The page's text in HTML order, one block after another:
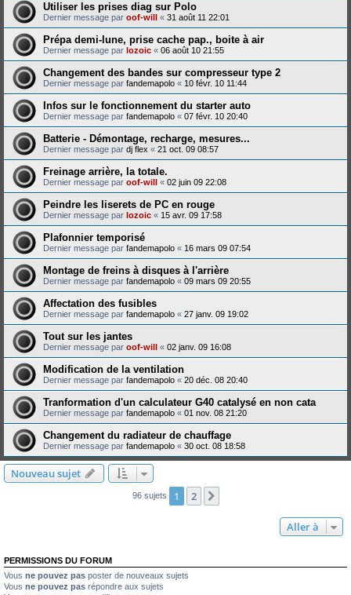
Utiliser les prises diag sur Polo
Dernier message par oof-will « 31 août 11 22:01
Prépa demi-lune, prise cache pap., boite à air
Dernier message par lozoic « 06 août 10 21:55
Changement des bandes sur compresseur type 2
Dernier message par fandemapolo « 10 févr. 10 11:44
Infos sur le fonctionnement du starter auto
Dernier message par fandemapolo « 07 févr. 10 20:40
Batterie - Démontage, recharge, mesures...
Dernier message par dj flex « 21 oct. 09 08:57
Freinage arrière, la totale.
Dernier message par oof-will « 02 juin 09 22:08
Peindre les liserets de PC en rouge
Dernier message par lozoic « 15 avr. 09 17:58
Plafonnier temporisé
Dernier message par fandemapolo « 16 mars 09 07:54
Montage de freins à disques à l'arrière
Dernier message par fandemapolo « 09 mars 09 20:55
Affectation des fusibles
Dernier message par fandemapolo « 27 janv. 09 19:02
Tout sur les jantes
Dernier message par oof-will « 02 janv. 09 16:08
Modification de la ventilation
Dernier message par fandemapolo « 20 déc. 08 20:40
Tranformation d'un calculateur G40 catalysé en non cata
Dernier message par fandemapolo « 01 nov. 08 21:20
Changement du radiateur de chauffage
Dernier message par fandemapolo « 30 oct. 08 18:58
Nouveau sujet
96 sujets 1 2
Aller à
PERMISSIONS DU FORUM
Vous ne pouvez pas poster de nouveaux sujets
Vous ne pouvez pas répondre aux sujets